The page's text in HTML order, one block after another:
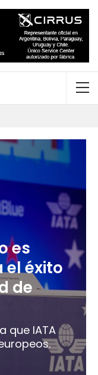
es
éxito
de
que IATA